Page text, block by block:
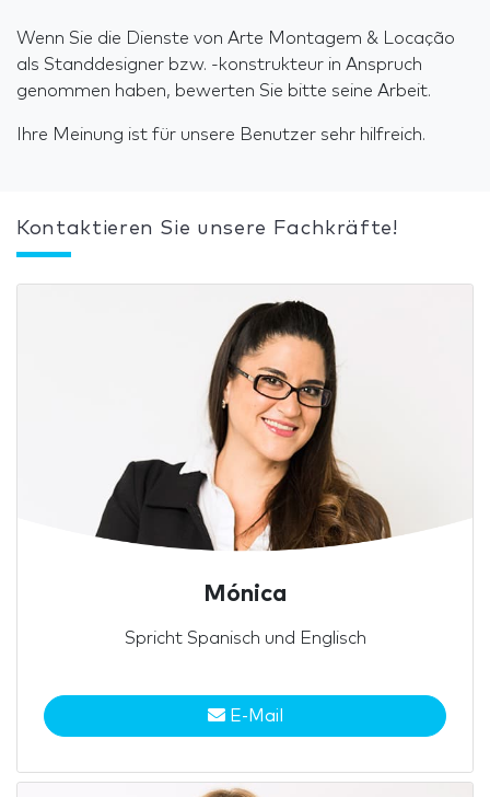
Wenn Sie die Dienste von Arte Montagem & Locação
als Standdesigner bzw. -konstrukteur in Anspruch
genommen haben, bewerten Sie bitte seine Arbeit.
Ihre Meinung ist für unsere Benutzer sehr hilfreich.
Kontaktieren Sie unsere Fachkräfte!
Mónica
Spricht Spanisch und Englisch
E-Mail